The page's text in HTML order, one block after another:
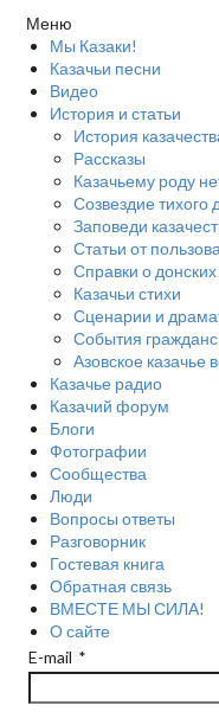
Меню
Мы Казаки!
Казачьи песни
Видео
История и статьи
История
Рассказы
Казачьему роду
Созвездие тихого
Заповеди
Статьи от
Справки о
Казачьи стихи
Сценарии и
События
Азовское казачье
Казачье радио
Казачий форум
Блоги
Фотографии
Сообщества
Люди
Вопросы ответы
Разговорник
Гостевая книга
Обратная связь
ВМЕСТЕ МЫ СИЛА!
О сайте
E-mail